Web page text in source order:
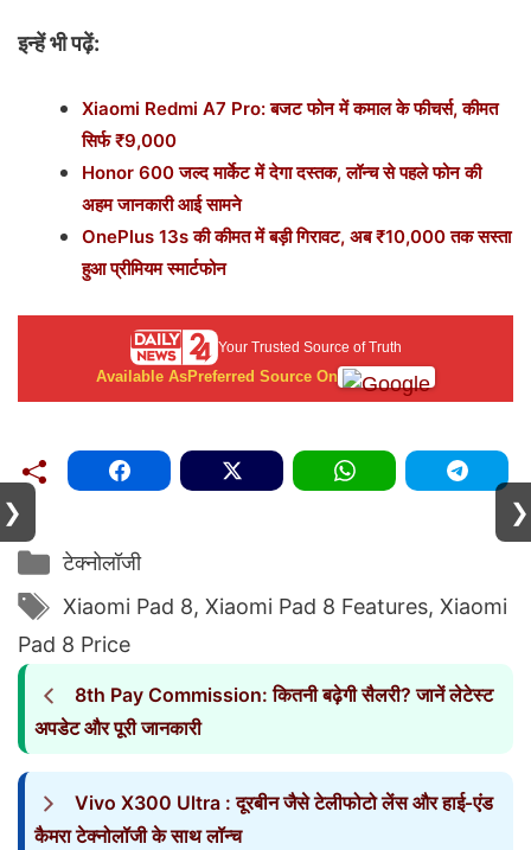
इन्हें भी पढ़ें:
Xiaomi Redmi A7 Pro: बजट फोन में कमाल के फीचर्स, कीमत
सिर्फ ₹9,000
Honor 600 जल्द मार्केट में देगा दस्तक, लॉन्च से पहले फोन की
अहम जानकारी आई सामने
OnePlus 13s की कीमत में बड़ी गिरावट, अब ₹10,000 तक सस्ता
हुआ प्रीमियम स्मार्टफोन
Your Trusted Source of Truth
Available AsPreferred Source On
Categories
टेक्नोलॉजी
Tags
Xiaomi Pad 8, Xiaomi Pad 8 Features, Xiaomi
Pad 8 Price
8th Pay Commission: कितनी बढ़ेगी सैलरी? जानें लेटेस्ट
अपडेट और पूरी जानकारी
Vivo X300 Ultra : दूरबीन जैसे टेलीफोटो लेंस और हाई‑एंड
कैमरा टेक्नोलॉजी के साथ लॉन्च
❯ ❯